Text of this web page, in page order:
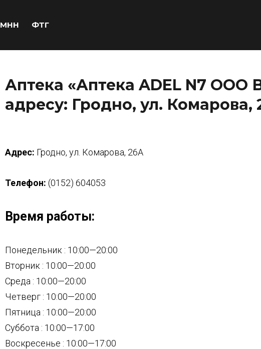
МНН ФТГ
Аптека «Аптека ADEL N7 ООО
адресу: Гродно, ул. Комарова,
Адрес: Гродно, ул. Комарова, 26А
Телефон: (0152) 604053
Время работы:
Понедельник : 10:00—20:00
Вторник : 10:00—20:00
Среда : 10:00—20:00
Четверг : 10:00—20:00
Пятница : 10:00—20:00
Суббота : 10:00—17:00
Воскресенье : 10:00—17:00